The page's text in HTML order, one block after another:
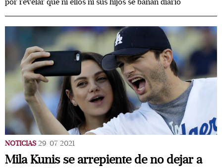
por revelar que ni ellos ni sus hijos se bañan diario
NOTICIAS 29/07/2021
Mila Kunis se arrepiente de no dejar a